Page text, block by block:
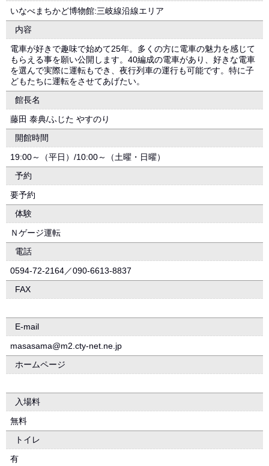
いなべまちかど博物館:三岐線沿線エリア
内容
電車が好きで趣味で始めて25年。多くの方に電車の魅力を感じて
もらえる事を願い公開します。40編成の電車があり、好きな電車
を選んで実際に運転もでき、夜行列車の運行も可能です。特に子
どもたちに運転をさせてあげたい。
館長名
藤田 泰典/ふじた やすのり
開館時間
19:00～（平日）/10:00～（土曜・日曜）
予約
要予約
体験
Ｎゲージ運転
電話
0594-72-2164／090-6613-8837
FAX
E-mail
masasama@m2.cty-net.ne.jp
ホームページ
入場料
無料
トイレ
有